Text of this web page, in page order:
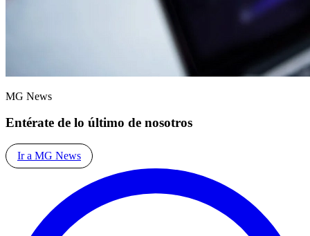
MG News
Entérate de lo último de nosotros
Ir a MG News